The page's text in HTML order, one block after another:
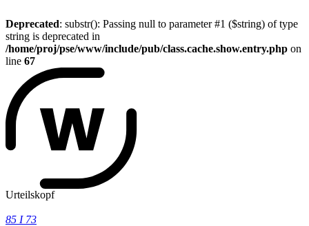
Deprecated: substr(): Passing null to parameter #1 ($string) of type
string is deprecated in
/home/proj/pse/www/include/pub/class.cache.show.entry.php on
line 67
Urteilskopf
85 I 73